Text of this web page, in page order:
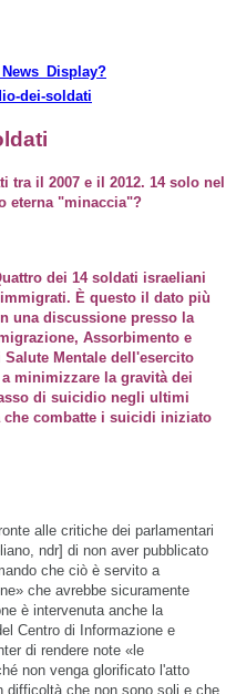
dei-soldati
il 2007 e il 2012. 14 solo nel
eterna "minaccia"?
dei 14 soldati israeliani
È questo il dato più
una discussione presso la
Assorbimento e
Mentale dell'esercito
minimizzare la gravità dei
di suicidio negli ultimi
combatte i suicidi iniziato
alle critiche dei parlamentari
ndr] di non aver pubblicato
che ciò è servito a
che avrebbe sicuramente
è intervenuta anche la
Centro di Informazione e
di rendere note «le
non venga glorificato l'atto
difficoltà che non sono soli e che